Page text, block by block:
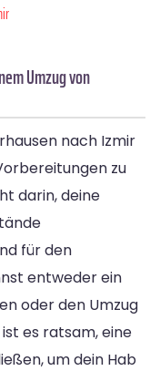
Umzug von
nach Izmir
zu
darin, deine
für den
entweder ein
oder den Umzug
es ratsam, eine
um dein Hab